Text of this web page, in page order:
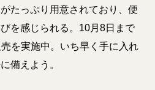
たっぷり用意されており、便
を感じられる。10月8日まで
を実施中。いち早く手に入れ
備えよう。